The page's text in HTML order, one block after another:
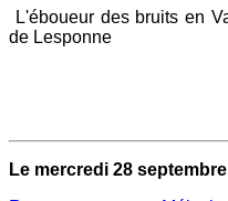
L'éboueur des bruits en
de Lesponne
Le mercredi 28